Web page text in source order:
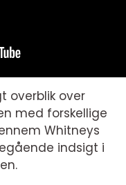
overblik over
med forskellige
Whitneys
indsigt i